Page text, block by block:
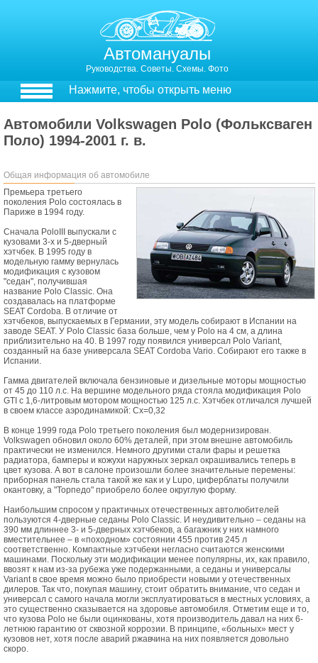
Автомануалы
Руководства. Советы. Схемы. Фото
Нажмите, чтобы открыть меню
Автомобили Volkswagen Polo (Фольксваген
Поло) 1994-2001 г. в.
Общая информация об автомобиле
Премьера третьего
поколения Polo состоялась в
Париже в 1994 году.
Сначала PoloIII выпускали с
кузовами 3-х и 5-дверный
хэтчбек. В 1995 году в
модельную гамму вернулась
модификация с кузовом
"седан", получившая
название Polo Classic. Она
создавалась на платформе
SEAT Cordoba. В отличие от
хэтчбеков, выпускаемых в Германии, эту модель собирают в Испании на
заводе SEAT. У Polo Classic база больше, чем у Polo на 4 см, а длина
приблизительно на 40. В 1997 году появился универсал Polo Variant,
созданный на базе универсала SEAT Cordoba Vario. Собирают его также в
Испании.
Гамма двигателей включала бензиновые и дизельные моторы мощностью
от 45 до 110 л.с. На вершине модельного ряда стояла модификация Polo
GTI с 1,6-литровым мотором мощностью 125 л.с. Хэтчбек отличался лучшей
в своем классе аэродинамикой: Сх=0,32
В конце 1999 года Polo третьего поколения был модернизирован.
Volkswagen обновил около 60% деталей, при этом внешне автомобиль
практически не изменился. Немного другими стали фары и решетка
радиатора, бамперы и кожухи наружных зеркал окрашивались теперь в
цвет кузова. А вот в салоне произошли более значительные перемены:
приборная панель стала такой же как и у Lupo, циферблаты получили
окантовку, а "Торпедо" приобрело более округлую форму.
Наибольшим спросом у практичных отечественных автолюбителей
пользуются 4-дверные седаны Polo Classic. И неудивительно – седаны на
390 мм длиннее 3- и 5-дверных хэтчбеков, а багажник у них намного
вместительнее – в «походном» состоянии 455 против 245 л
соответственно. Компактные хэтчбеки негласно считаются женскими
машинами. Поскольку эти модификации менее популярны, их, как правило,
ввозят к нам из-за рубежа уже подержанными, а седаны и универсалы
Variant в свое время можно было приобрести новыми у отечественных
дилеров. Так что, покупая машину, стоит обратить внимание, что седан и
универсал с самого начала могли эксплуатироваться в местных условиях, а
это существенно сказывается на здоровье автомобиля. Отметим еще и то,
что кузова Polo не были оцинкованы, хотя производитель давал на них 6-
летнюю гарантию от сквозной коррозии. В принципе, «больных» мест у
кузовов нет, хотя после аварий ржавчина на них появляется довольно
скоро.